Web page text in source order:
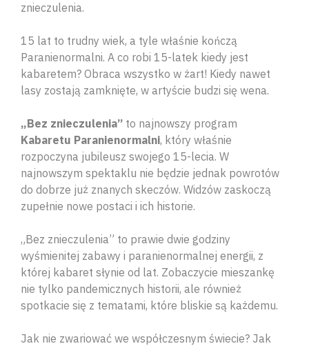
znieczulenia.
15 lat to trudny wiek, a tyle właśnie kończą
Paranienormalni. A co robi 15-latek kiedy jest
kabaretem? Obraca wszystko w żart! Kiedy nawet
lasy zostają zamknięte, w artyście budzi się wena.
„Bez znieczulenia” to najnowszy program
Kabaretu Paranienormalni, który właśnie
rozpoczyna jubileusz swojego 15-lecia. W
najnowszym spektaklu nie będzie jednak powrotów
do dobrze już znanych skeczów. Widzów zaskoczą
zupełnie nowe postaci i ich historie.
„Bez znieczulenia” to prawie dwie godziny
wyśmienitej zabawy i paranienormalnej energii, z
której kabaret słynie od lat. Zobaczycie mieszankę
nie tylko pandemicznych historii, ale również
spotkacie się z tematami, które bliskie są każdemu.
Jak nie zwariować we współczesnym świecie? Jak